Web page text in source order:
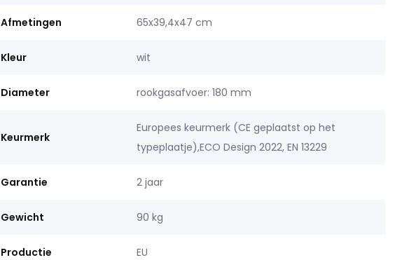
Afmetingen 65x39,4x47 cm
Kleur wit
Diameter rookgasafvoer: 180 mm
Keurmerk
Europees keurmerk (CE geplaatst op het
typeplaatje),ECO Design 2022, EN 13229
Garantie 2 jaar
Gewicht 90 kg
Productie EU